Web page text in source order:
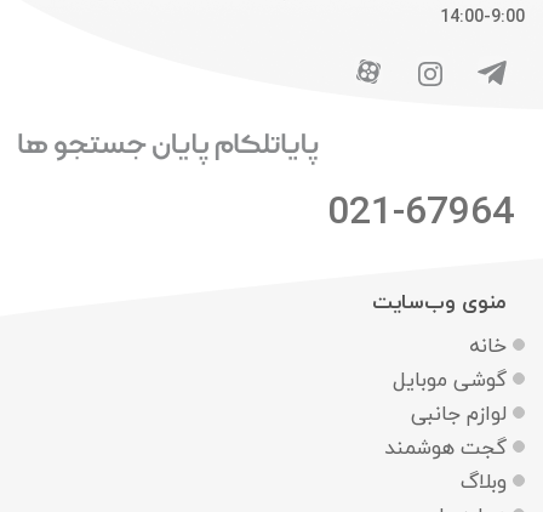
9:00-14:00
021-67964
منوی وب‌سایت
خانه
گوشی موبایل
لوازم جانبی
گجت هوشمند
وبلاگ